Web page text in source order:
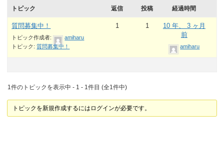
トピック 返信 投稿 経過時間
質問募集中！
トピック作成者:
amiharu
トピック:質問募集中！
1 1
10 年、 3 ヶ月
前
amiharu
1件のトピックを表示中 - 1 - 1件目 (全1件中)
トピックを新規作成するにはログインが必要です。